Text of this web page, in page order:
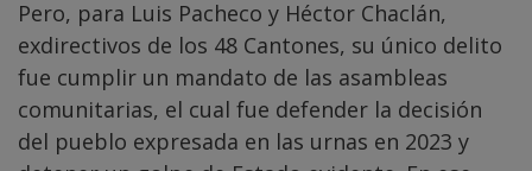
Pero, para Luis Pacheco y Héctor Chaclán,
exdirectivos de los 48 Cantones, su único delito
fue cumplir un mandato de las asambleas
comunitarias, el cual fue defender la decisión
del pueblo expresada en las urnas en 2023 y